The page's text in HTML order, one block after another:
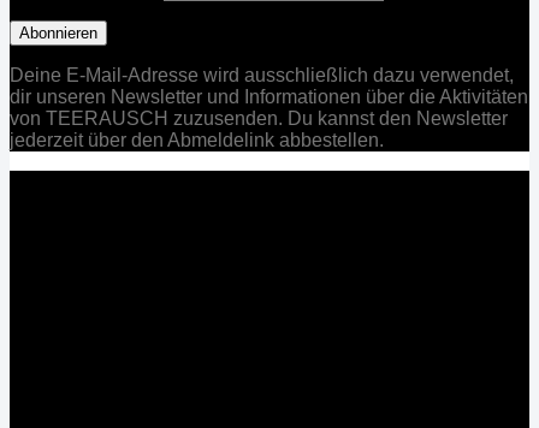
Deine E-Mail-Adresse wird ausschließlich dazu verwendet,
dir unseren Newsletter und Informationen über die Aktivitäten
von TEERAUSCH zuzusenden. Du kannst den Newsletter
jederzeit über den Abmeldelink abbestellen.